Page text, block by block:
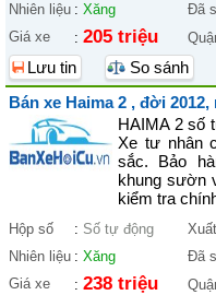
Nhiên liệu : Xăng Đã
Giá xe
: 205 triệu
Lưu tin
So sánh
Bán xe Haima 2 , đời
HAIMA 2 số
Xe tư nhân
sắc. Bảo
khung sườn
kiểm tra
Hộp số : Số tự động
Nhiên liệu : Xăng Đã
Giá xe
: 238 triệu